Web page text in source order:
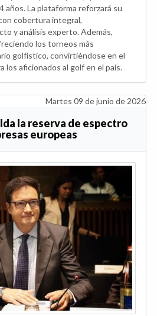
años. La plataforma reforzará su
cobertura integral,
y análisis experto. Además,
los torneos más
golfístico, convirtiéndose en el
los aficionados al golf en el país.
Martes 09 de junio de 2026
la reserva de espectro
europeas